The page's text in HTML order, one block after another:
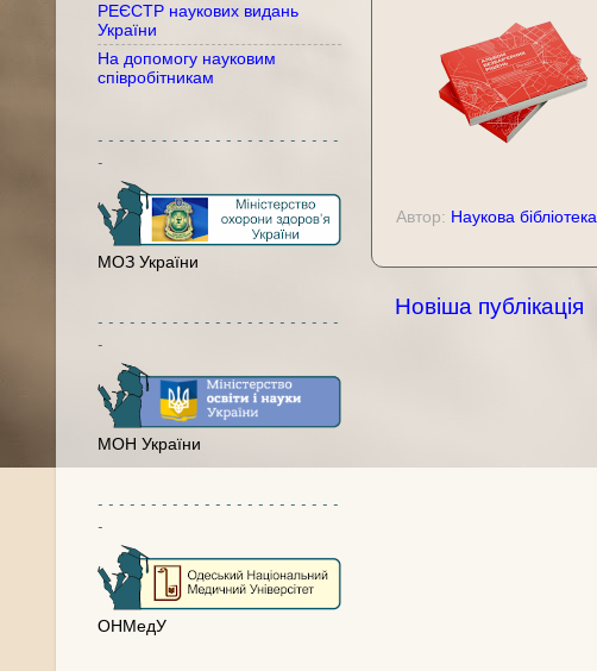
Автор: Наукова бібліотека
Новіша публікація
РЕЄСТР наукових видань
України
На допомогу науковим
співробітникам
- - - - - - - - - - - - - - - - - - - - - - -
-
МОЗ України
- - - - - - - - - - - - - - - - - - - - - - -
-
МОН України
- - - - - - - - - - - - - - - - - - - - - - -
-
ОНМедУ